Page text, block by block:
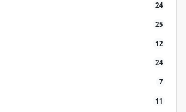
24
25
12
24
7
11